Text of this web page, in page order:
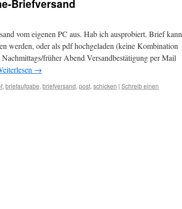
Briefversand
vom eigenen PC aus. Hab ich ausprobiert. Brief kann
werden, oder als pdf hochgeladen (keine Kombination
früher Abend Versandbestätigung per Mail
→
, briefaufgabe, briefversand, post, schicken | Schreib einen